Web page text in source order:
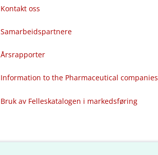
Kontakt oss
Samarbeidspartnere
Årsrapporter
Information to the Pharmaceutical companies
Bruk av Felleskatalogen i markedsføring